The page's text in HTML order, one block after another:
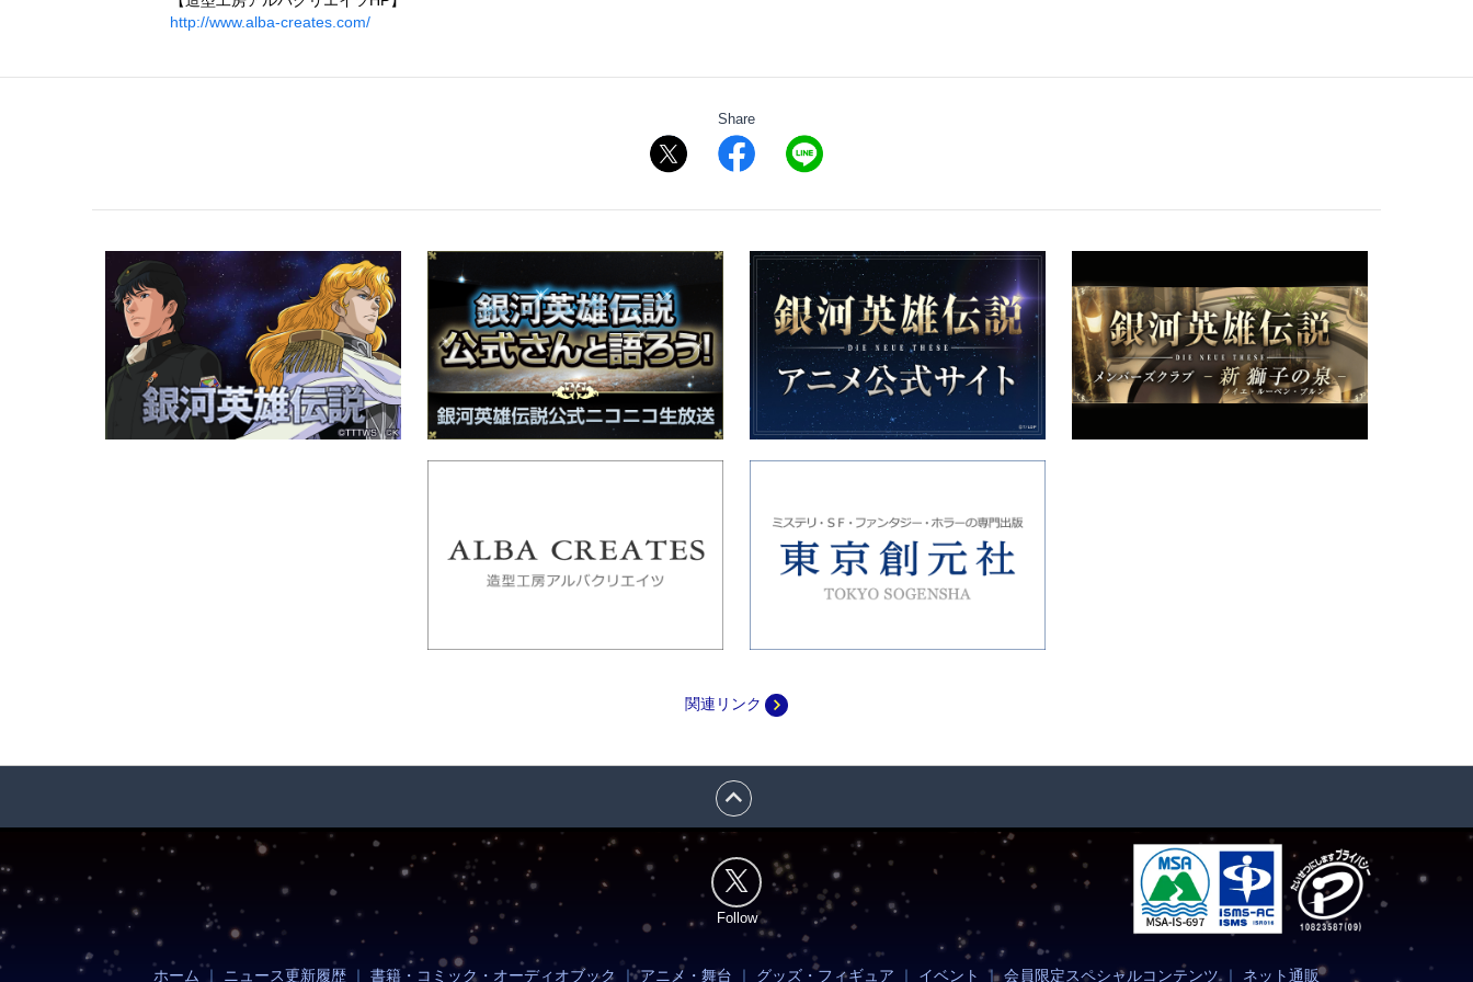
http://www.alba-creates.com/
Share
関連リンク navigate_next
expand_less
Follow
ホーム ｜ ニュース更新履歴 ｜ 書籍・コミック・オーディオブック ｜アニメ・舞台 ｜ グッズ・フィギュア ｜ イベント ｜ 会員限定スペシャルコンテンツ｜ ネット通販